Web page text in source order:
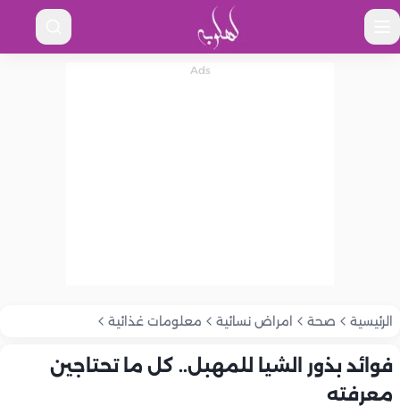
الرئيسية صحة امراض نسائية معلومات غذائية
فوائد بذور الشيا للمهبل.. كل ما تحتاجين
معرفته